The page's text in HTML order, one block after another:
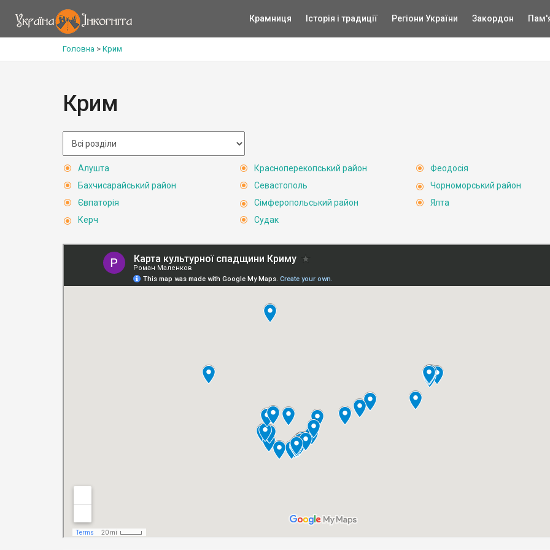
Крамниця Історія і традиції Регіони України Закордон
Головна > Крим
Крим
Алушта
Бахчисарайський район
Євпаторія
Керч
Красноперекопський район
Севастополь
Сімферопольський район
Судак
Феодосія
Чорноморський район
Ялта